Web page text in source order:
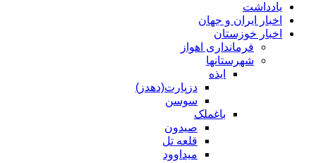
یادداشت
اخبار ایران و جهان
اخبار خوزستان
فرمانداری اهواز
شهرستانها
ایذه
دزپارت(دهدز)
سوسن
باغملک
صیدون
قلعه تل
میداوود